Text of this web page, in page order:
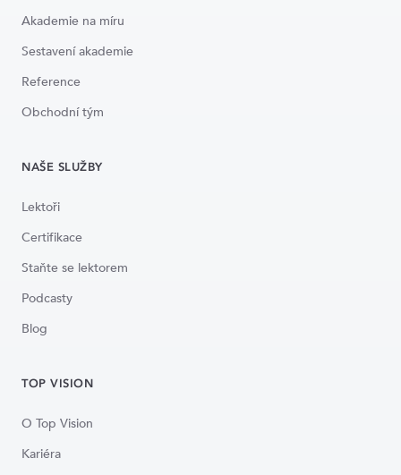
Akademie na míru
Sestavení akademie
Reference
Obchodní tým
NAŠE SLUŽBY
Lektoři
Certifikace
Staňte se lektorem
Podcasty
Blog
TOP VISION
O Top Vision
Kariéra